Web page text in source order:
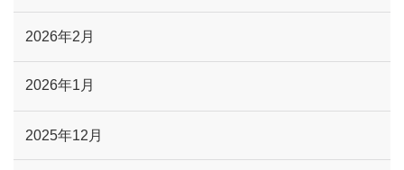
2026年2月
2026年1月
2025年12月